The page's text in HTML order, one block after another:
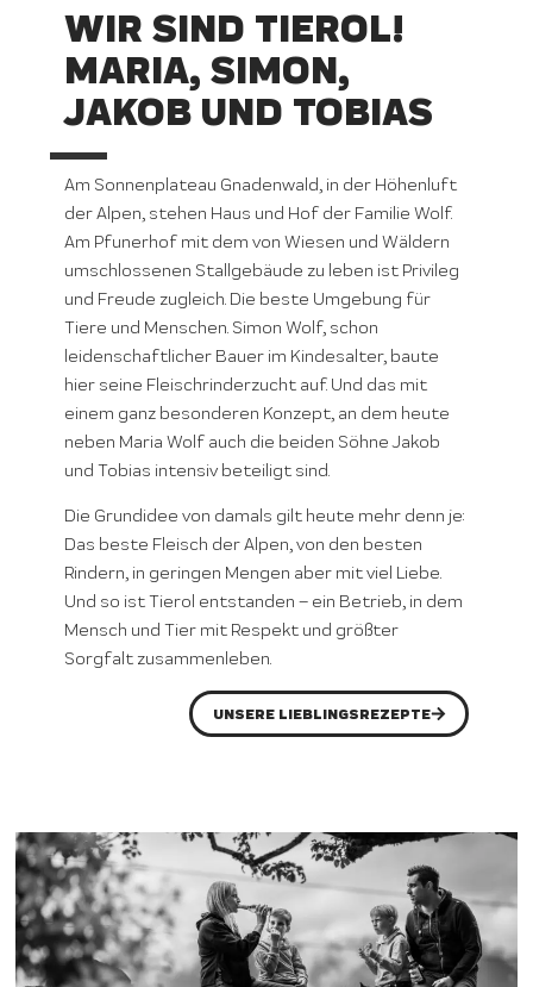
WIR SIND TIEROL!
MARIA, SIMON,
JAKOB UND TOBIAS
Am Sonnenplateau Gnadenwald, in der Höhenluft
der Alpen, stehen Haus und Hof der Familie Wolf.
Am Pfunerhof mit dem von Wiesen und Wäldern
umschlossenen Stallgebäude zu leben ist Privileg
und Freude zugleich. Die beste Umgebung für
Tiere und Menschen. Simon Wolf, schon
leidenschaftlicher Bauer im Kindesalter, baute
hier seine Fleischrinderzucht auf. Und das mit
einem ganz besonderen Konzept, an dem heute
neben Maria Wolf auch die beiden Söhne Jakob
und Tobias intensiv beteiligt sind.
Die Grundidee von damals gilt heute mehr denn je:
Das beste Fleisch der Alpen, von den besten
Rindern, in geringen Mengen aber mit viel Liebe.
Und so ist Tierol entstanden – ein Betrieb, in dem
Mensch und Tier mit Respekt und größter
Sorgfalt zusammenleben.
UNSERE LIEBLINGSREZEPTE